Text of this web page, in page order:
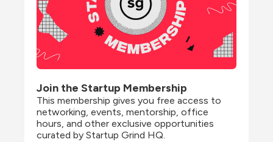
Join the Startup Membership
This membership gives you free access to
networking, events, mentorship, office
hours, and other exclusive opportunities
curated by Startup Grind HQ.